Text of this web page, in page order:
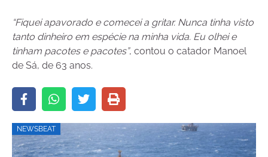
“Fiquei apavorado e comecei a gritar. Nunca tinha visto
tanto dinheiro em espécie na minha vida. Eu olhei e
tinham pacotes e pacotes”, contou o catador Manoel
de Sá, de 63 anos.
NEWSBEAT